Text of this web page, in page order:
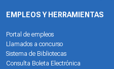
EMPLEOS Y HERRAMIENTAS
Portal de empleos
Llamados a concurso
Sistema de Bibliotecas
Consulta Boleta Electrónica